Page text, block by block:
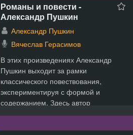
Романы и повести -
Александр Пушкин
Александр Пушкин
Вячеслав Герасимов
В этих произведениях Александр
Пушкин выходит за рамки
классического повествования,
экспериментируя с формой и
содержанием. Здесь автор
предстает пере...